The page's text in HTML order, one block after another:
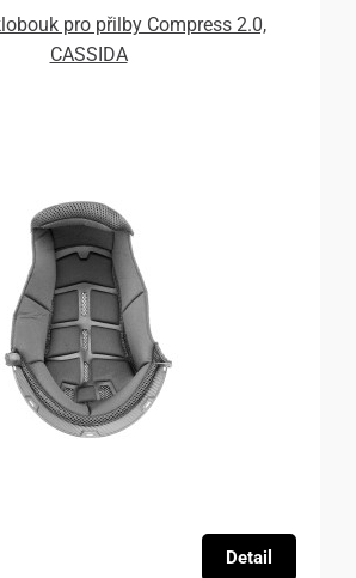
pro přilby Compress 2.0,
CASSIDA
Detail